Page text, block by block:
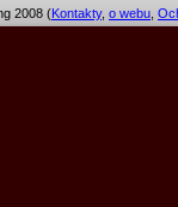
2008 (Kontakty, o webu